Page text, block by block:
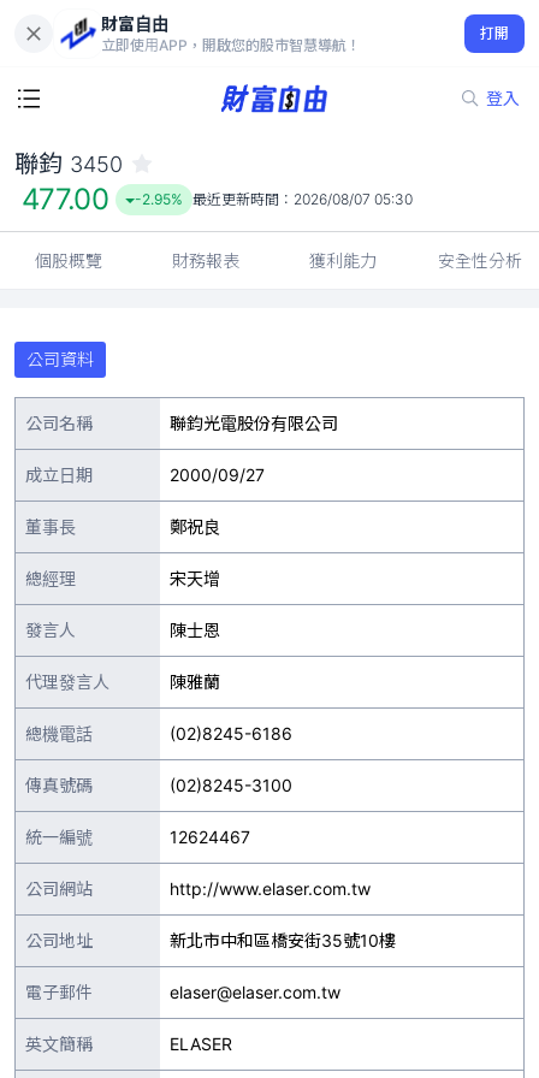
財富自由
立即使用APP，開啟您的股市智慧導航！
打開
登入
477.00
-2.95%
聯鈞 3450
477.00 -2.95% 最近更新時間： 2026/08/07 05:30
個股概覽 財務報表 獲利能力 安全性分析
公司資料
公司名稱 聯鈞光電股份有限公司
成立日期 2000/09/27
董事長 鄭祝良
總經理 宋天增
發言人 陳士恩
代理發言人 陳雅蘭
總機電話 (02)8245-6186
傳真號碼 (02)8245-3100
統一編號 12624467
公司網站 http://www.elaser.com.tw
公司地址 新北市中和區橋安街35號10樓
電子郵件 elaser@elaser.com.tw
英文簡稱 ELASER